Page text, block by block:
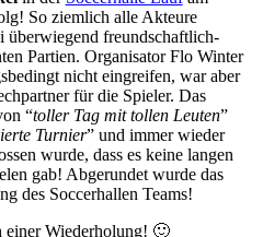
So ziemlich alle Akteure
freundschaftlich-
Partien. Organisator Flo Winter
nicht eingreifen, war aber
für die Spieler. Das
“toller Tag mit tollen Leuten”
Turnier” und immer wieder
wurde, dass es keine langen
gab! Abgerundet wurde das
des Soccerhallen Teams!
einer Wiederholung! 🙂